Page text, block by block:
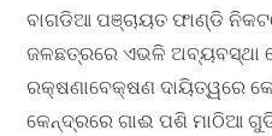
ବାଗଡିଆ ପଞ୍ଚାୟତ ଫାଣ୍ଡି
ଜଳଛତ୍ରରେ ଏଭଳି ଅବ୍ୟବସ୍ଥା
ରକ୍ଷଣାବେକ୍ଷଣ ଦାୟିତ୍ୱରେ
କେନ୍ଦ୍ରରେ ଗାଈ ପଶି ମାଠିଆ